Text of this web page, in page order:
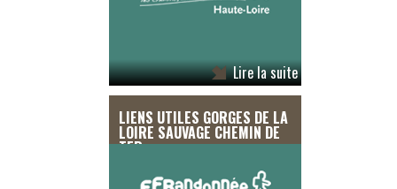
Lire la suite
LIENS UTILES GORGES DE LA
LOIRE SAUVAGE CHEMIN DE
TER